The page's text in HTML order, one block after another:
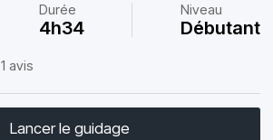
Durée
4h34
Niveau
Débutant
1 avis
Lancer le guidage